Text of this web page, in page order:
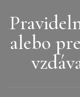
alebo